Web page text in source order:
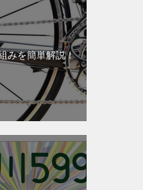
みを簡単解説！